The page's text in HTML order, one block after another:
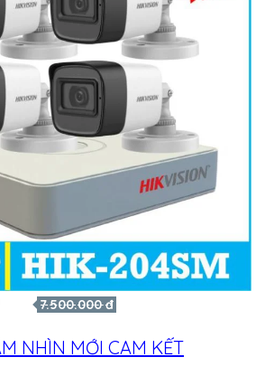
7.500.000 đ
NHÌN MỚI CAM KẾT